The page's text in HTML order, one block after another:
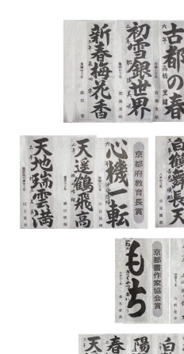
代表プロフィール
お問い合わせ
体験お申し込み
オンラインZOOM書道教室
ブログ